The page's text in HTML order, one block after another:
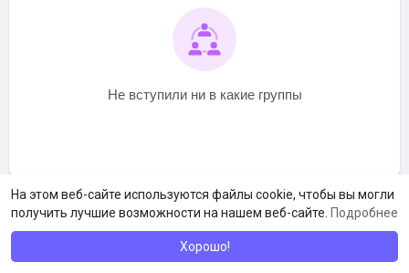
На этом веб-сайте используются файлы cookie, чтобы вы могли
получить лучшие возможности на нашем веб-сайте. Подробнее
Хорошо!
Не вступили ни в какие группы